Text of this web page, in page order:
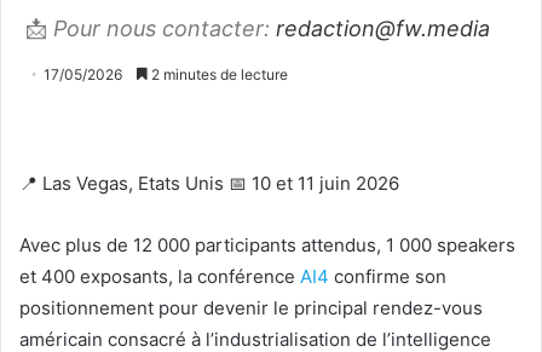
📩 Pour nous contacter: redaction@fw.media
17/05/2026 2 minutes de lecture
📍 Las Vegas, Etats Unis 📅 10 et 11 juin 2026
Avec plus de 12 000 participants attendus, 1 000 speakers
et 400 exposants, la conférence AI4 confirme son
positionnement pour devenir le principal rendez-vous
américain consacré à l’industrialisation de l’intelligence